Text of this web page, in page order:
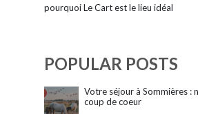
pourquoi Le Cart est le lieu idéal
POPULAR POSTS
Votre séjour à Sommières :
coup de coeur